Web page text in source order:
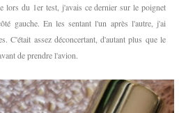
lors du 1er test, j'avais ce dernier sur le poignet
gauche. En les sentant l'un après l'autre, j'ai
C'était assez déconcertant, d'autant plus que le
de prendre l'avion.